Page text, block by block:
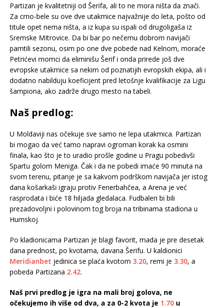
Partizan je kvalitetniji od Šerifa, ali to ne mora ništa da znači.
Za crno-bele su ove dve utakmice najvažnije do leta, pošto od
titule opet nema ništa, a iz kupa su ispali od drugoligaša iz
Sremske MItrovice. Da bi bar po nečemu dobrom navijači
pamtili sezonu, osim po one dve pobede nad Kelnom, moraće
Petrićevi momci da eliminišu Šerif i onda prirede još dve
evropske utakmice sa nekim od poznatijih evropskih ekipa, ali i
dodatno nabilduju koeficijent pred letošnje kvalifikacije za Ligu
šampiona, ako zadrže drugo mesto na tabeli.
Naš predlog:
U Moldaviji nas očekuje sve samo ne lepa utakmica. Partizan
bi mogao da već tamo napravi ogroman korak ka osmini
finala, kao što je to uradio prošle godine u Pragu pobedivši
Spartu golom Meniga. Čak i da ne pobedi imaće 90 minuta na
svom terenu, pitanje je sa kakvom podrškom navijača jer istog
dana košarkaši igraju protiv Fenerbahčea, a Arena je već
rasprodata i biće 18 hiljada gledalaca. Fudbaleri bi bili
prezadovoljni i polovinom tog broja na tribinama stadiona u
Humskoj.
Po kladionicama Partizan je blagi favorit, mada je pre desetak
dana prednost, po kvotama, davana Šerifu. U kaldionici
Meridianbet jedinica se plaća kvotom 3.20, remi je 3.30, a
pobeda Partizana 2.42.
Naš prvi predlog je igra na mali broj golova, ne
očekujemo ih više od dva, a za 0-2 kvota je 1.70 u